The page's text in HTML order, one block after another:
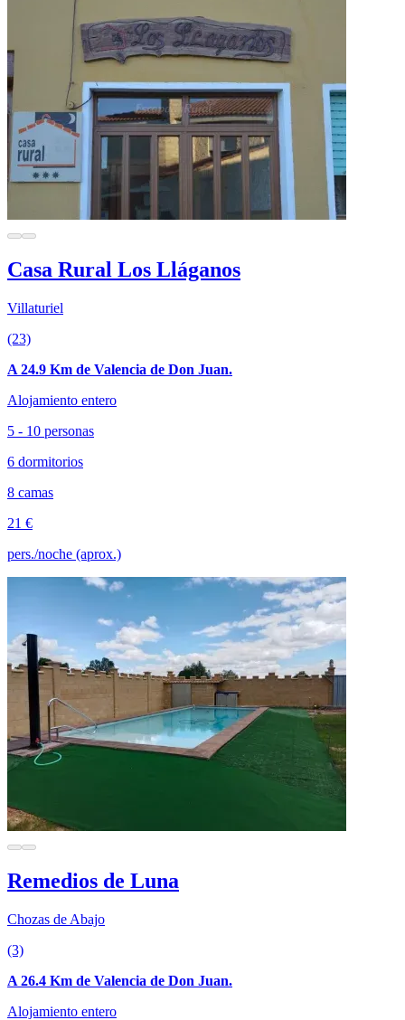
Casa Rural Los Lláganos
Villaturiel
(23)
A 24.9 Km de Valencia de Don Juan.
Alojamiento entero
5 - 10 personas
6 dormitorios
8 camas
21 €
pers./noche (aprox.)
Remedios de Luna
Chozas de Abajo
(3)
A 26.4 Km de Valencia de Don Juan.
Alojamiento entero